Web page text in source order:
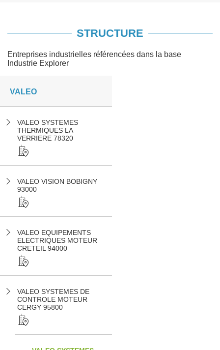
STRUCTURE
Entreprises industrielles référencées dans la base
Industrie Explorer
VALEO
VALEO SYSTEMES
THERMIQUES LA
VERRIERE 78320
VALEO VISION BOBIGNY
93000
VALEO EQUIPEMENTS
ELECTRIQUES MOTEUR
CRETEIL 94000
VALEO SYSTEMES DE
CONTROLE MOTEUR
CERGY 95800